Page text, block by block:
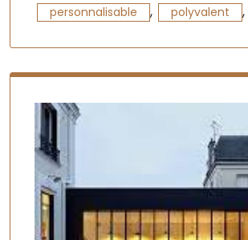
personnalisable , polyvalent ,